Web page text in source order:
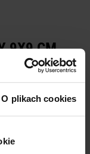
O plikach cookies
9X9 CM